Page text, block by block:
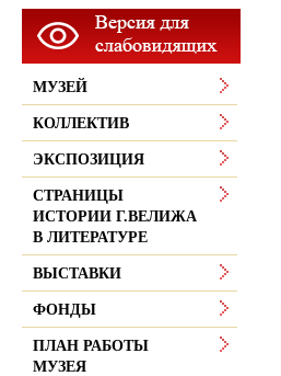
МУЗЕЙ
КОЛЛЕКТИВ
ЭКСПОЗИЦИЯ
СТРАНИЦЫ
ИСТОРИИ Г.ВЕЛИЖА
В ЛИТЕРАТУРЕ
ВЫСТАВКИ
ФОНДЫ
ПЛАН РАБОТЫ
МУЗЕЯ